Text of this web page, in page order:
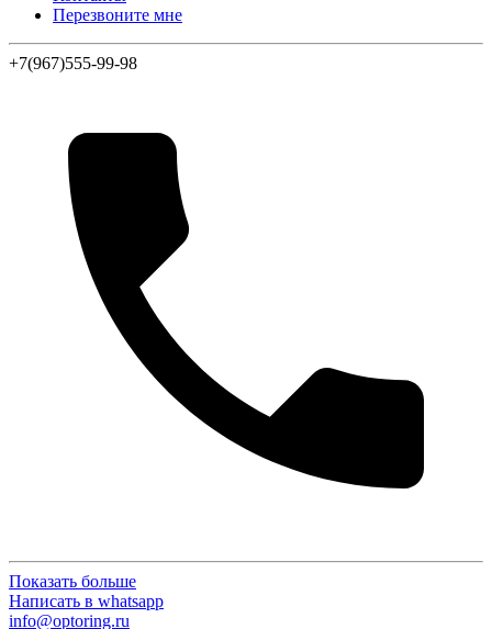
Перезвоните мне
+7(967)555-99-98
Показать больше
Написать в whatsapp
info@optoring.ru